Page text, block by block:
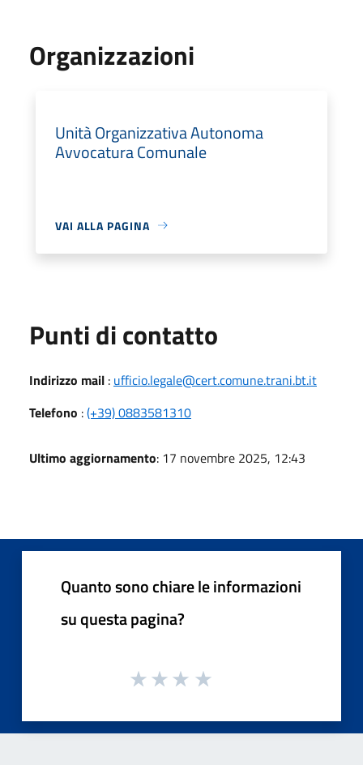
Organizzazioni
Unità Organizzativa Autonoma
Avvocatura Comunale
VAI ALLA PAGINA
Punti di contatto
Indirizzo mail : ufficio.legale@cert.comune.trani.bt.it
Telefono :(+39) 0883581310
Ultimo aggiornamento: 17 novembre 2025, 12:43
Quanto sono chiare le informazioni
su questa pagina?